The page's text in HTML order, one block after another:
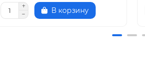
В корзину